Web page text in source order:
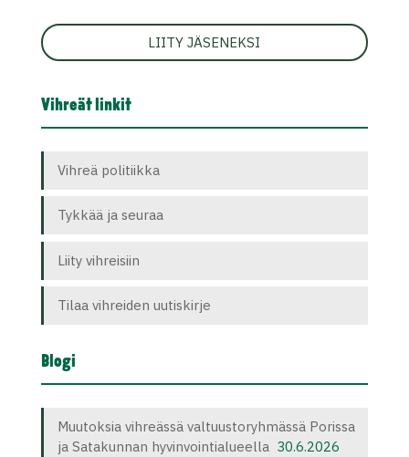
LIITY JÄSENEKSI
Vihreät linkit
Vihreä politiikka
Tykkää ja seuraa
Liity vihreisiin
Tilaa vihreiden uutiskirje
Blogi
Muutoksia vihreässä valtuustoryhmässä Porissa
ja Satakunnan hyvinvointialueella 30.6.2026